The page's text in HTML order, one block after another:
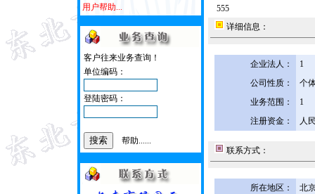
用户帮助...
客户往来业务查询！
单位编码：
登陆密码：
帮助......
555
详细信息：
企业法人：
1
公司性质：
个
业务范围：
1
注册资金：
人
联系方式：
所在地区：
北